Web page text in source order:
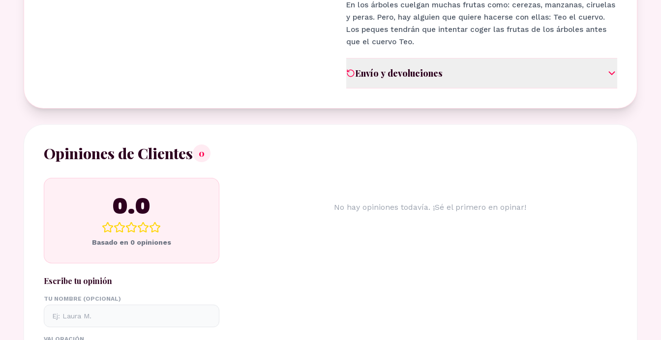
En los árboles cuelgan muchas frutas como: cerezas, manzanas, ciruelas
y peras. Pero, hay alguien que quiere hacerse con ellas: Teo el cuervo.
Los peques tendrán que intentar coger las frutas de los árboles antes
que el cuervo Teo.
Envío y devoluciones
Opiniones de Clientes 0
0.0
Basado en 0opiniones
Escribe tu opinión
TU NOMBRE (OPCIONAL)
No hay opiniones todavía. ¡Sé el primero en opinar!